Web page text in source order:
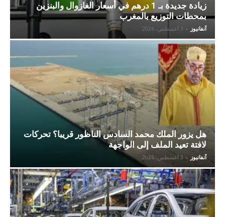
زيادة جديدة بـ 1 درهم في أسعار الغازوال والبنزين
بمحطات التوزيع بالمغرب
آنفانيوز - 3 أغسطس، 2026
هل يزور الملك محمد السادس الناظور قريبا؟ تحركات
لافتة تعيد الملف إلى الواجهة
آنفانيوز - 3 أغسطس، 2026